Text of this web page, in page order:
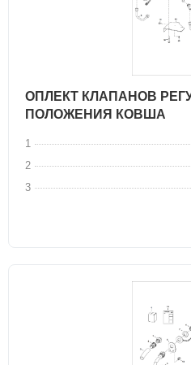
ОПЛЕКТ КЛАПАНОВ
ПОЛОЖЕНИЯ КОВША
1
2
3